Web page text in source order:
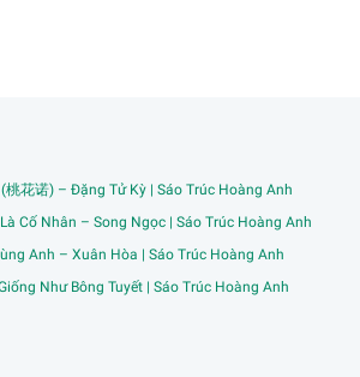
花诺) – Đặng Tử Kỳ | Sáo Trúc Hoàng Anh
Cố Nhân – Song Ngọc | Sáo Trúc Hoàng Anh
Anh – Xuân Hòa | Sáo Trúc Hoàng Anh
Như Bông Tuyết | Sáo Trúc Hoàng Anh